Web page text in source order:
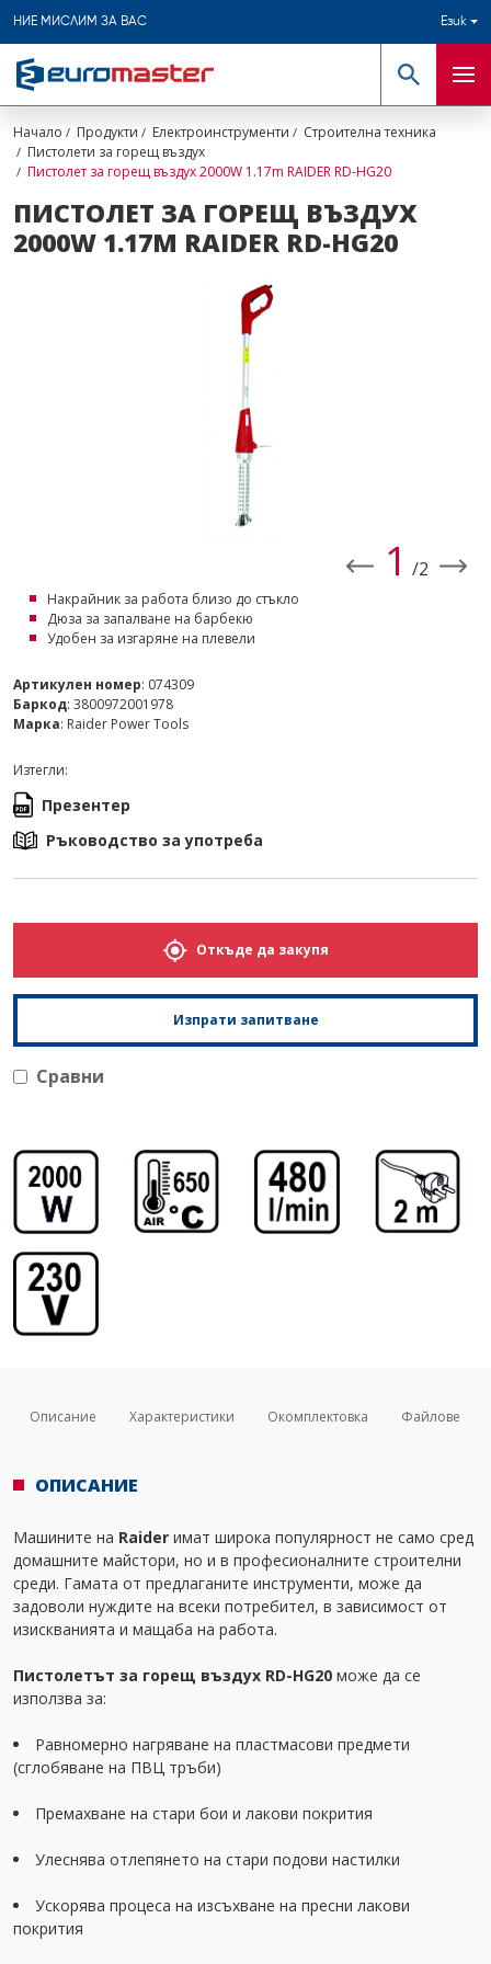
НИЕ МИСЛИМ ЗА ВАС Език
Търсене
Начало Продукти Електроинструменти
Строителна техника
Пистолети за горещ въздух
Пистолет за горещ въздух 2000W 1.17m RAIDER RD-HG20
ПИСТОЛЕТ ЗА ГОРЕЩ ВЪЗДУХ
2000W 1.17M RAIDER RD-HG20
1 /2
Накрайник за работа близо до стъкло
Дюза за запалване на барбекю
Удобен за изгаряне на плевели
Артикулен номер: 074309
Баркод: 3800972001978
Марка: Raider Power Tools
Изтегли:
Презентер
Ръководство за употреба
Откъде да закупя
Изпрати запитване
Сравни
Описание Характеристики Окомплектовка Файлове
ОПИСАНИЕ
Машините на Raider имат широка популярност не само сред
домашните майстори, но и в професионалните строителни
среди. Гамата от предлаганите инструменти, може да
задоволи нуждите на всеки потребител, в зависимост от
изискванията и мащаба на работа.
Пистолетът за горещ въздух RD-HG20 може да се
използва за:
Равномерно нагряване на пластмасови предмети
(сглобяване на ПВЦ тръби)
Премахване на стари бои и лакови покрития
Улеснява отлепянето на стари подови настилки
Ускорява процеса на изсъхване на пресни лакови
покрития